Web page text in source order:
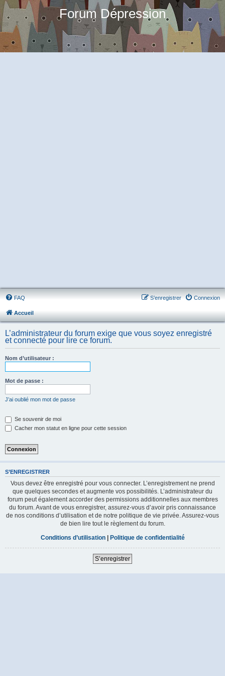
Forum Dépression
FAQ Connexion
S’enregistrer
Accueil
L’administrateur du forum exige que vous soyez enregistré
et connecté pour lire ce forum.
Nom d’utilisateur :
Mot de passe :
J’ai oublié mon mot de passe
Se souvenir de moi
Cacher mon statut en ligne pour cette session
S’ENREGISTRER
Vous devez être enregistré pour vous connecter. L’enregistrement ne prend
que quelques secondes et augmente vos possibilités. L’administrateur du
forum peut également accorder des permissions additionnelles aux membres
du forum. Avant de vous enregistrer, assurez-vous d’avoir pris connaissance
de nos conditions d’utilisation et de notre politique de vie privée. Assurez-vous
de bien lire tout le règlement du forum.
Conditions d’utilisation| Politique de confidentialité
S’enregistrer